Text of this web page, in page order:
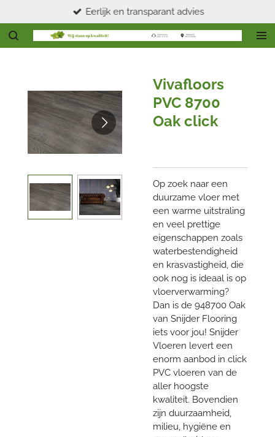
direct
naar
Eerlijk en transparant advies
Vivafloors
PVC 8700
Oak click
Op zoek naar een
duurzame vloer met
een warme uitstraling
en veel prettige
eigenschappen zoals
waterbestendigheid
en krasvastigheid, die
ook nog is ideaal is op
vloerverwarming?
Dan is de 948700 Oak
van Snijder Flooring
iets voor jou! Snijder
Vloeren levert een
enorm aanbod in click
PVC vloeren van de
aller hoogste
kwaliteit. Bovendien
zijn duurzaamheid,
milieu, hygiëne en